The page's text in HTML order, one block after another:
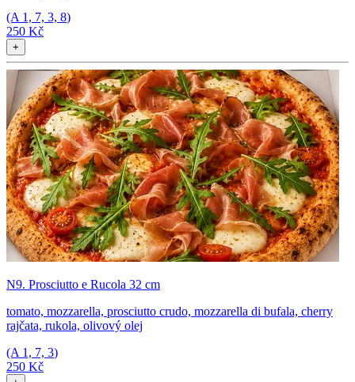
(A 1, 7, 3, 8)
250 Kč
+
N9. Prosciutto e Rucola 32 cm
tomato, mozzarella, prosciutto crudo, mozzarella di bufala, cherry
rajčata, rukola, olivový olej
(A 1, 7, 3)
250 Kč